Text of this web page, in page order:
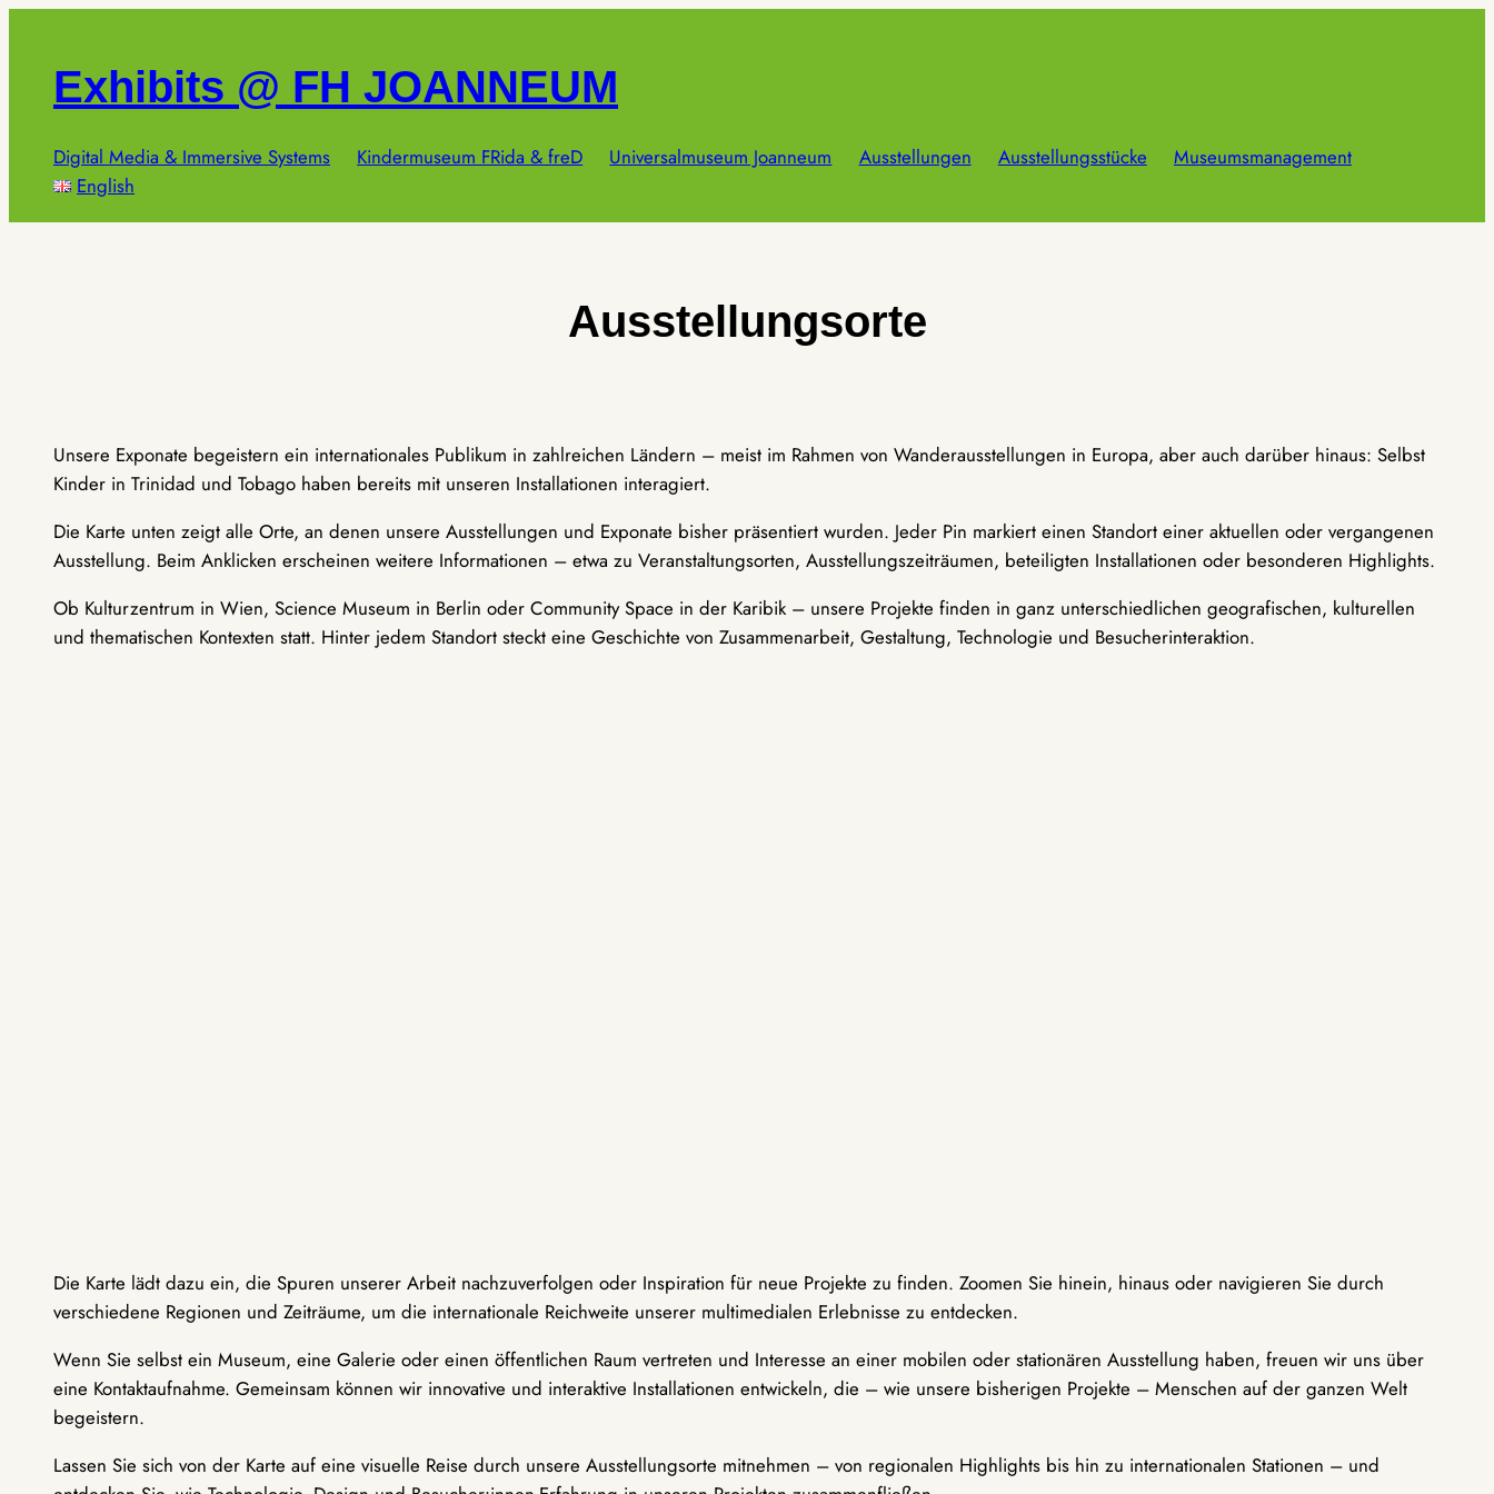
springenExhibits @ FH JOANNEUM
Digital Media & Immersive Systems Kindermuseum FRida & freD Universalmuseum Joanneum Ausstellungen Ausstellungsstücke
Museumsmanagement
English
Ausstellungsorte
Unsere Exponate begeistern ein internationales Publikum in zahlreichen Ländern – meist im Rahmen von Wanderausstellungen in Europa, aber auch darüber hinaus: Selbst
Kinder in Trinidad und Tobago haben bereits mit unseren Installationen interagiert.
Die Karte unten zeigt alle Orte, an denen unsere Ausstellungen und Exponate bisher präsentiert wurden. Jeder Pin markiert einen Standort einer aktuellen oder vergangenen
Ausstellung. Beim Anklicken erscheinen weitere Informationen – etwa zu Veranstaltungsorten, Ausstellungszeiträumen, beteiligten Installationen oder besonderen Highlights.
Ob Kulturzentrum in Wien, Science Museum in Berlin oder Community Space in der Karibik – unsere Projekte finden in ganz unterschiedlichen geografischen, kulturellen
und thematischen Kontexten statt. Hinter jedem Standort steckt eine Geschichte von Zusammenarbeit, Gestaltung, Technologie und Besucherinteraktion.
Die Karte lädt dazu ein, die Spuren unserer Arbeit nachzuverfolgen oder Inspiration für neue Projekte zu finden. Zoomen Sie hinein, hinaus oder navigieren Sie durch
verschiedene Regionen und Zeiträume, um die internationale Reichweite unserer multimedialen Erlebnisse zu entdecken.
Wenn Sie selbst ein Museum, eine Galerie oder einen öffentlichen Raum vertreten und Interesse an einer mobilen oder stationären Ausstellung haben, freuen wir uns über
eine Kontaktaufnahme. Gemeinsam können wir innovative und interaktive Installationen entwickeln, die – wie unsere bisherigen Projekte – Menschen auf der ganzen Welt
begeistern.
Lassen Sie sich von der Karte auf eine visuelle Reise durch unsere Ausstellungsorte mitnehmen – von regionalen Highlights bis hin zu internationalen Stationen – und